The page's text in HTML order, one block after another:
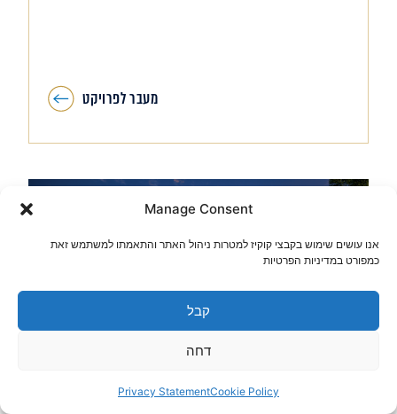
Manage Consent
אנו עושים שימוש בקבצי קוקיז למטרות ניהול האתר והתאמתו למשתמש זאת
כמפורט במדיניות הפרטיות
קבל
דחה
Cookie Policy
Privacy Statement
מעבר לפרויקט
סטטוס: בשיווק
אאורה מגידו אופקים – THE LAKE